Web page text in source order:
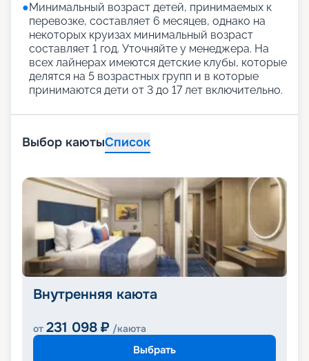
●Минимальный возраст детей, принимаемых к
перевозке, составляет 6 месяцев, однако на
некоторых круизах минимальный возраст
составляет 1 год. Уточняйте у менеджера. На
всех лайнерах имеются детские клубы, которые
делятся на 5 возрастных групп и в которые
принимаются дети от 3 до 17 лет включительно.
Выбор каютыСписок
Внутренняя каюта
от 231 098 ₽ /каюта
Выбрать